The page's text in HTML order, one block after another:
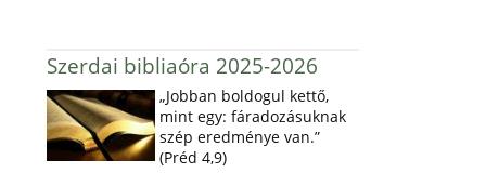
Szerdai bibliaóra 2025-2026
„Jobban boldogul kettő,
mint egy: fáradozásuknak
szép eredménye van.”
(Préd 4,9)